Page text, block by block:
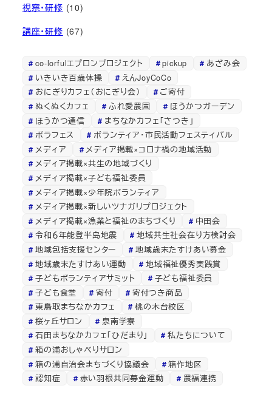
視察・研修 (10)
講座・研修 (67)
co-lorfulエプロンプロジェクト pickup
あざみ会
いきいき百歳体操
えんJoyCoCo
おにぎりカフェ（おにぎり会）
ご寄付
ぬくぬくカフェ
ふれ愛農園
ほうかつガーデン
ほうかつ通信
まちなかカフェ「さつき」
ボラフェス
ボランティア・市民活動フェスティバル
メディア
メディア掲載×コロナ禍の地域活動
メディア掲載×共生の地域づくり
メディア掲載×子ども福祉委員
メディア掲載×少年院ボランティア
メディア掲載×新しいツナガリプロジェクト
メディア掲載×漁業と福祉のまちづくり
中田会
令和６年能登半島地震
地域共生社会在り方検討会
地域包括支援センター
地域歳末たすけあい募金
地域歳末たすけあい運動
地域福祉優秀実践賞
子どもボランティアサミット
子ども福祉委員
子ども食堂
寄付
寄付つき商品
東鳥取まちなかカフェ
桃の木台校区
桜ヶ丘サロン
泉南学寮
石田まちなかカフェ「ひだまり」
私たちについて
箱の浦おしゃべりサロン
箱の浦自治会まちづくり協議会
箱作地区
認知症
赤い羽根共同募金運動 農福連携